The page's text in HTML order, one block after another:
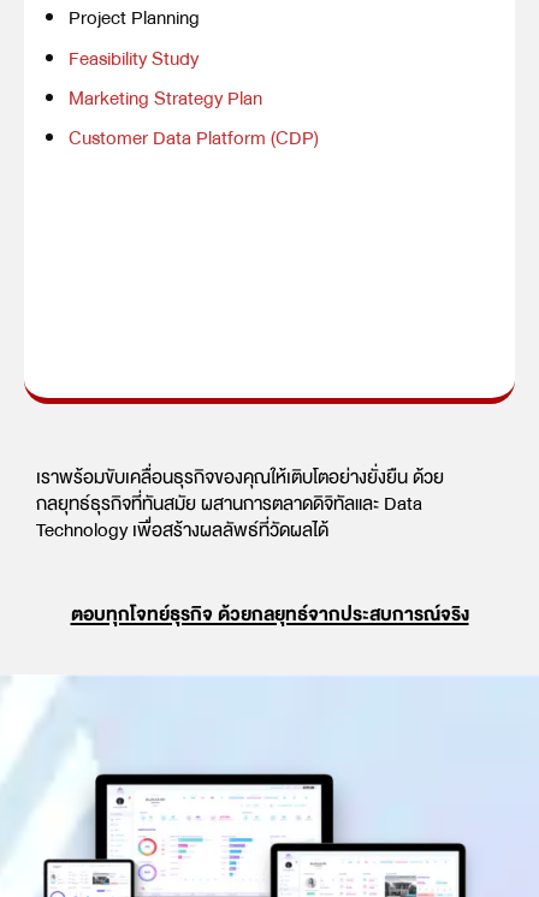
Project Planning
Feasibility Study
Marketing Strategy Plan
Customer Data Platform (CDP)
เราพร้อมขับเคลื่อนธุรกิจของคุณให้เติบโตอย่างยั่งยืน ด้วย
กลยุทธ์ธุรกิจที่ทันสมัย ผสานการตลาดดิจิทัลและ Data
Technology เพื่อสร้างผลลัพธ์ที่วัดผลได้
ตอบทุกโจทย์ธุรกิจ ด้วยกลยุทธ์จากประสบการณ์จริง